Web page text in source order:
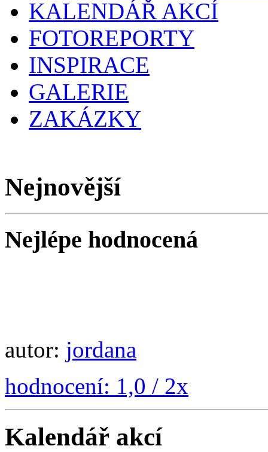
KALENDÁŘ AKCÍ
FOTOREPORTY
INSPIRACE
GALERIE
ZAKÁZKY
Nejnovější
Nejlépe hodnocená
autor: jordana
hodnocení: 1,0 / 2x
Kalendář akcí